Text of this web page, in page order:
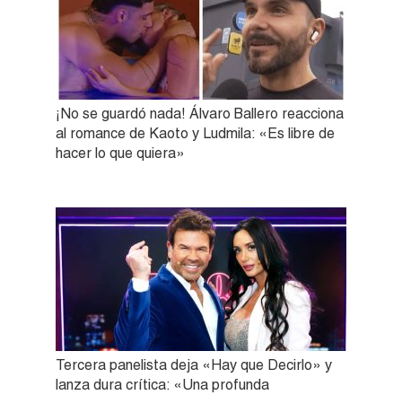
¡No se guardó nada! Álvaro Ballero reacciona
al romance de Kaoto y Ludmila: «Es libre de
hacer lo que quiera»
Tercera panelista deja «Hay que Decirlo» y
lanza dura crítica: «Una profunda